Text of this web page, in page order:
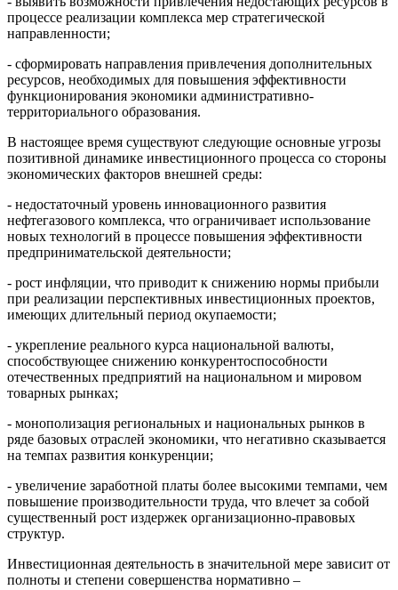
процессе реализации комплекса мер стратегической
направленности;
- сформировать направления привлечения дополнительных
ресурсов, необходимых для повышения эффективности
функционирования экономики административно-
территориального образования.
В настоящее время существуют следующие основные угрозы
позитивной динамике инвестиционного процесса со стороны
экономических факторов внешней среды:
- недостаточный уровень инновационного развития
нефтегазового комплекса, что ограничивает использование
новых технологий в процессе повышения эффективности
предпринимательской деятельности;
- рост инфляции, что приводит к снижению нормы прибыли
при реализации перспективных инвестиционных проектов,
имеющих длительный период окупаемости;
- укрепление реального курса национальной валюты,
способствующее снижению конкурентоспособности
отечественных предприятий на национальном и мировом
товарных рынках;
- монополизация региональных и национальных рынков в
ряде базовых отраслей экономики, что негативно сказывается
на темпах развития конкуренции;
- увеличение заработной платы более высокими темпами, чем
повышение производительности труда, что влечет за собой
существенный рост издержек организационно-правовых
структур.
Инвестиционная деятельность в значительной мере зависит от
полноты и степени совершенства нормативно –